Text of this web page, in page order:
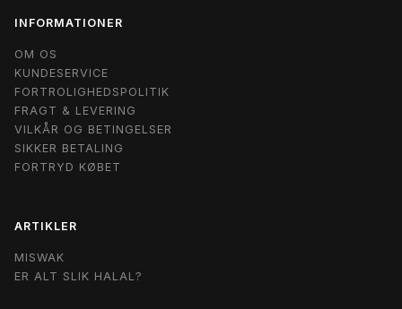
INFORMATIONER
OM OS
KUNDESERVICE
FORTROLIGHEDSPOLITIK
FRAGT & LEVERING
VILKÅR OG BETINGELSER
SIKKER BETALING
FORTRYD KØBET
ARTIKLER
MISWAK
ER ALT SLIK HALAL?